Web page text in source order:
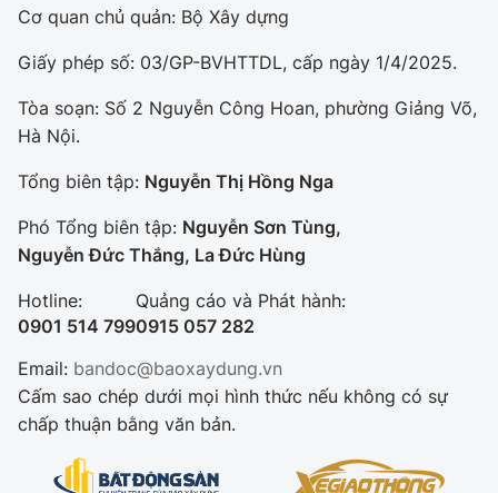
Cơ quan chủ quản: Bộ Xây dựng
Giấy phép số: 03/GP-BVHTTDL, cấp ngày 1/4/2025.
Tòa soạn: Số 2 Nguyễn Công Hoan, phường Giảng Võ,
Hà Nội.
Tổng biên tập: Nguyễn Thị Hồng Nga
Phó Tổng biên tập: Nguyễn Sơn Tùng,
Nguyễn Đức Thắng, La Đức Hùng
Hotline:
0901 514 799
Quảng cáo và Phát hành:
0915 057 282
Email: bandoc@baoxaydung.vn
Cấm sao chép dưới mọi hình thức nếu không có sự
chấp thuận bằng văn bản.